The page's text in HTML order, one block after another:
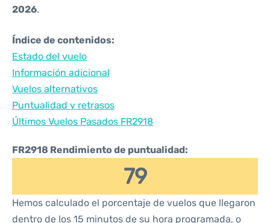
2026.
Índice de contenidos:
Estado del vuelo
Información adicional
Vuelos alternativos
Puntualidad y retrasos
Últimos Vuelos Pasados FR2918
FR2918 Rendimiento de puntualidad:
79
Hemos calculado el porcentaje de vuelos que llegaron
dentro de los 15 minutos de su hora programada, o